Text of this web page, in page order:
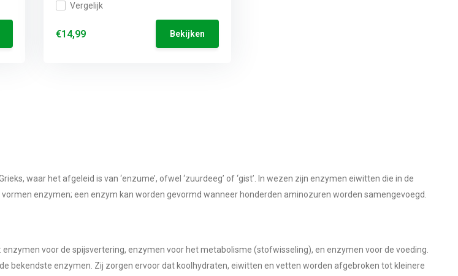
Vergelijk
€14,99 Bekijken
waar het afgeleid is van ‘enzume’, ofwel ‘zuurdeeg’ of ‘gist’. In wezen zijn enzymen eiwitten die in de
enzymen; een enzym kan worden gevormd wanneer honderden aminozuren worden samengevoegd.
voor de spijsvertering, enzymen voor het metabolisme (stofwisseling), en enzymen voor de voeding.
bekendste enzymen. Zij zorgen ervoor dat koolhydraten, eiwitten en vetten worden afgebroken tot kleinere